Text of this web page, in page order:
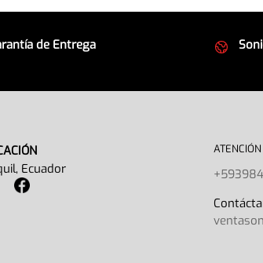
de Entrega
Ecuador